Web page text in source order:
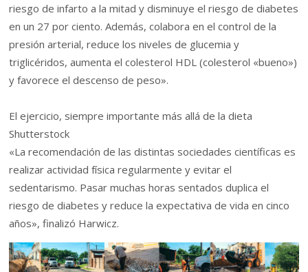
riesgo de infarto a la mitad y disminuye el riesgo de diabetes
en un 27 por ciento. Además, colabora en el control de la
presión arterial, reduce los niveles de glucemia y
triglicéridos, aumenta el colesterol HDL (colesterol «bueno»)
y favorece el descenso de peso».
El ejercicio, siempre importante más allá de la dieta
Shutterstock
«La recomendación de las distintas sociedades científicas es
realizar actividad física regularmente y evitar el
sedentarismo. Pasar muchas horas sentados duplica el
riesgo de diabetes y reduce la expectativa de vida en cinco
años», finalizó Harwicz.